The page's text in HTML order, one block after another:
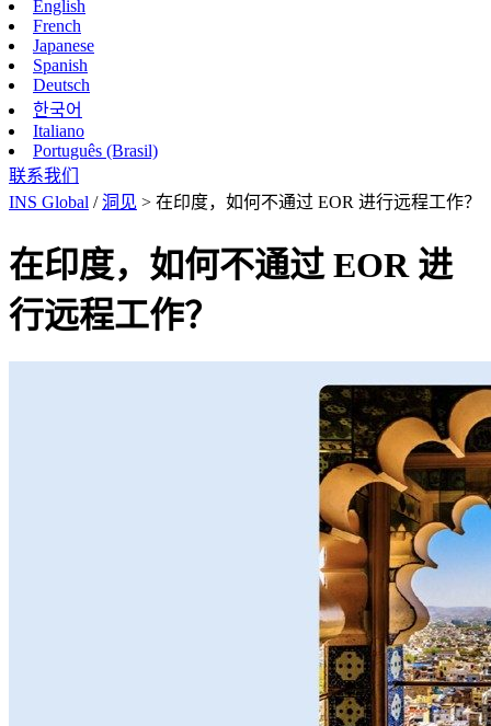
English
French
Japanese
Spanish
Deutsch
한국어
Italiano
Português (Brasil)
联系我们
INS Global /洞见 > 在印度，如何不通过 EOR 进行远程工作？
在印度，如何不通过 EOR 进
行远程工作？